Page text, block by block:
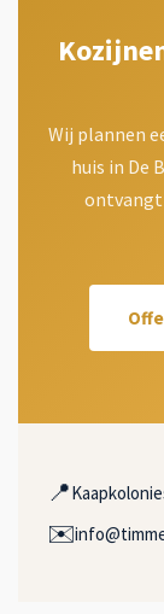
Wij plannen
huis in De
ontvangt
📍
✉️